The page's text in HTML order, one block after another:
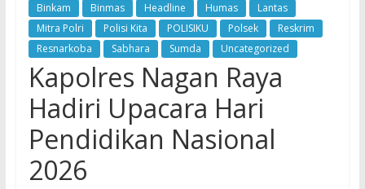
Binkam Binmas Headline Humas
Lantas
Mitra Polri
Polisi Kita POLISIKU Polsek
Reskrim
Resnarkoba
Sabhara Sumda Uncategorized
Kapolres Nagan Raya
Hadiri Upacara Hari
Pendidikan Nasional
2026